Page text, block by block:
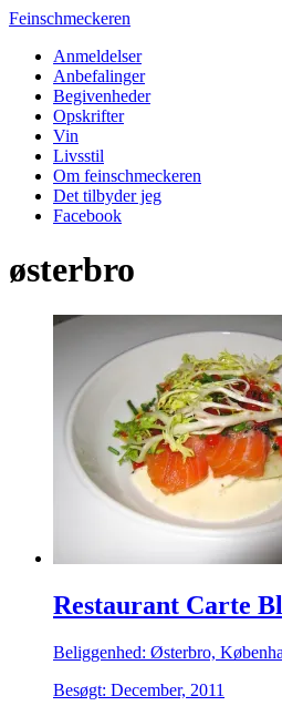
Feinschmeckeren
Anmeldelser
Anbefalinger
Begivenheder
Opskrifter
Vin
Livsstil
Om feinschmeckeren
Det tilbyder jeg
Facebook
østerbro
Restaurant Carte
Beliggenhed: Østerbro,
Besøgt: December, 2011